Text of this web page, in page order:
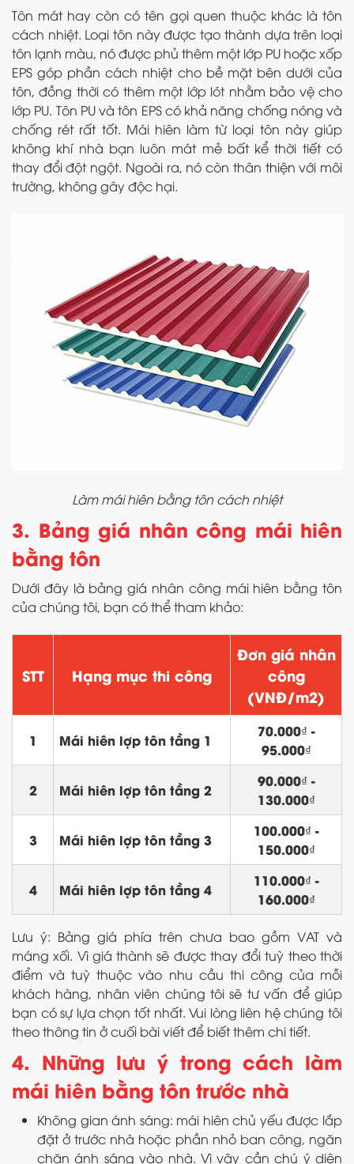
Tôn mát hay còn có tên gọi quen thuộc khác là tôn
cách nhiệt. Loại tôn này được tạo thành dựa trên loại
tôn lạnh màu, nó được phủ thêm một lớp PU hoặc xốp
EPS góp phần cách nhiệt cho bề mặt bên dưới của
tôn, đồng thời có thêm một lớp lót nhằm bảo vệ cho
lớp PU. Tôn PU và tôn EPS có khả năng chống nóng và
chống rét rất tốt. Mái hiên làm từ loại tôn này giúp
không khí nhà bạn luôn mát mẻ bất kể thời tiết có
thay đổi đột ngột. Ngoài ra, nó còn thân thiện với môi
trường, không gây độc hại.
Làm mái hiên bằng tôn cách nhiệt
3. Bảng giá nhân công mái hiên
bằng tôn
Dưới đây là bảng giá nhân công mái hiên bằng tôn
của chúng tôi, bạn có thể tham khảo:
STT Hạng mục thi công
Đơn giá nhân
công
(VNĐ/m2)
1 Mái hiên lợp tôn tầng 1
70.000₫ -
95.000₫
2 Mái hiên lợp tôn tầng 2
90.000₫ -
130.000₫
3 Mái hiên lợp tôn tầng 3
100.000₫ -
150.000₫
4 Mái hiên lợp tôn tầng 4
110.000₫ -
160.000₫
Lưu ý: Bảng giá phía trên chưa bao gồm VAT và
máng xối. Vì giá thành sẽ được thay đổi tuỳ theo thời
điểm và tuỳ thuộc vào nhu cầu thi công của mỗi
khách hàng, nhân viên chúng tôi sẽ tư vấn để giúp
bạn có sự lựa chọn tốt nhất. Vui lòng liên hệ chúng tôi
theo thông tin ở cuối bài viết để biết thêm chi tiết.
4. Những lưu ý trong cách làm
mái hiên bằng tôn trước nhà
Không gian ánh sáng: mái hiên chủ yếu được lắp
đặt ở trước nhà hoặc phần nhỏ ban công, ngăn
chặn ánh sáng vào nhà. Vì vậy cần chú ý diện